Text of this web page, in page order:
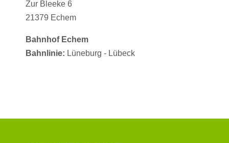
Zur Bleeke 6
21379 Echem
Bahnhof Echem
Bahnlinie: Lüneburg - Lübeck